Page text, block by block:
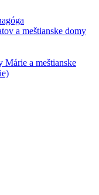
a meštianske domy
Márie a meštianske